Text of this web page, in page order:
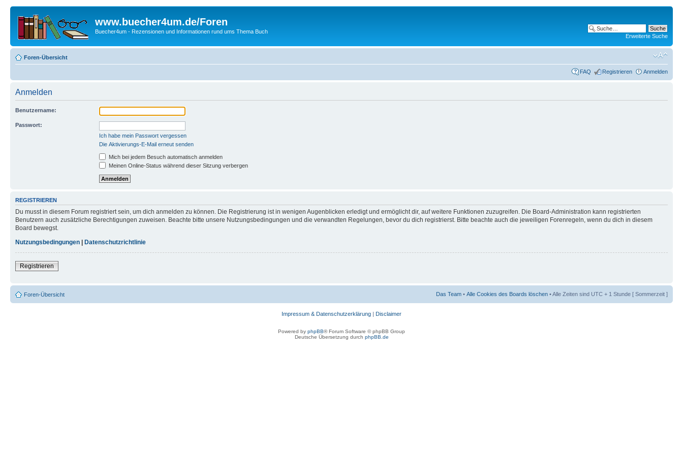
www.buecher4um.de/Foren
Buecher4um - Rezensionen und Informationen rund ums Thema Buch
Erweiterte Suche
Foren-Übersicht
FAQ Registrieren Anmelden
Anmelden
Benutzername:
Passwort:
Ich habe mein Passwort vergessen
Die Aktivierungs-E-Mail erneut senden
Mich bei jedem Besuch automatisch anmelden
Meinen Online-Status während dieser Sitzung verbergen
REGISTRIEREN
Du musst in diesem Forum registriert sein, um dich anmelden zu können. Die Registrierung ist in wenigen Augenblicken erledigt und ermöglicht dir, auf weitere Funktionen zuzugreifen. Die Board-Administration kann registrierten
Benutzern auch zusätzliche Berechtigungen zuweisen. Beachte bitte unsere Nutzungsbedingungen und die verwandten Regelungen, bevor du dich registrierst. Bitte beachte auch die jeweiligen Forenregeln, wenn du dich in diesem
Board bewegst.
Nutzungsbedingungen
Datenschutzrichtlinie
Registrieren
Foren-Übersicht Das Team • Alle Cookies des Boards löschen • Alle Zeiten sind UTC + 1 Stunde [ Sommerzeit ]
Impressum & Datenschutzerklärung | Disclaimer
Powered by phpBB® Forum Software © phpBB Group
Deutsche Übersetzung durch phpBB.de